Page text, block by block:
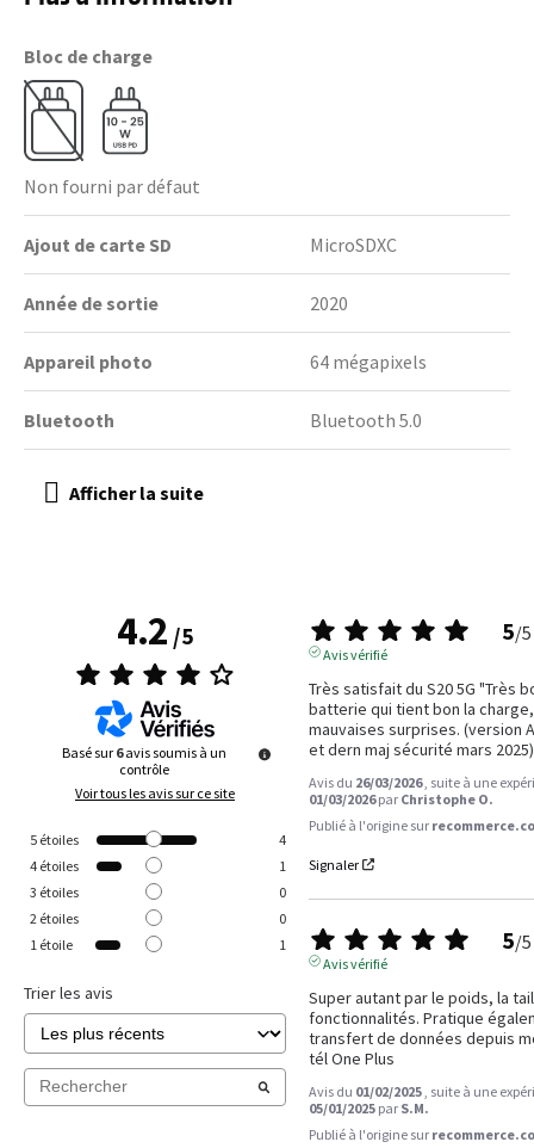
Bloc de charge
Non fourni par défaut
Ajout de carte SD MicroSDXC
Année de sortie 2020
Appareil photo 64 mégapixels
Bluetooth Bluetooth 5.0
4.2/5
Basé sur 6 avis soumis à un
contrôle
Voir tous les avis sur ce site
5 étoiles
4
4 étoiles
1
3 étoiles
0
2 étoiles
0
1 étoile 1
Trier les avis
5/5
Avis vérifié
Très satisfait du S20 5G "Très
batterie qui tient bon la
mauvaises surprises. (version
et dern maj sécurité mars 2025)
Avis du 26/03/2026 , suite à une
01/03/2026 par Christophe O.
Publié à l'origine sur
Signaler
5/5
Avis vérifié
Super autant par le poids, la
fonctionnalités. Pratique
transfert de données depuis
tél One Plus
Avis du 01/02/2025 , suite à une
05/01/2025 par S.M.
Publié à l'origine sur